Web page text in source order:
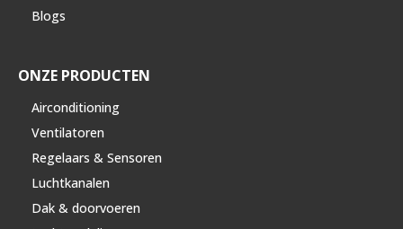
Blogs
ONZE PRODUCTEN
Airconditioning
Ventilatoren
Regelaars & Sensoren
Luchtkanalen
Dak & doorvoeren